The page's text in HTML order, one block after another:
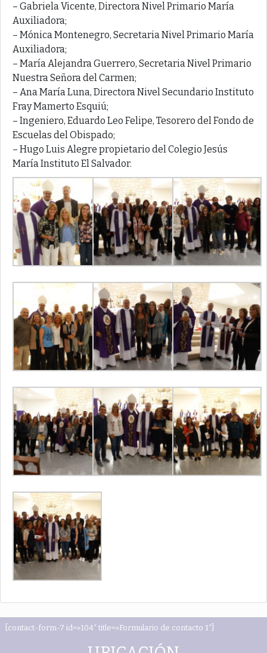
– Gabriela Vicente, Directora Nivel Primario María
Auxiliadora;
– Mónica Montenegro, Secretaria Nivel Primario María
Auxiliadora;
– María Alejandra Guerrero, Secretaria Nivel Primario
Nuestra Señora del Carmen;
– Ana María Luna, Directora Nivel Secundario Instituto
Fray Mamerto Esquiú;
– Ingeniero, Eduardo Leo Felipe, Tesorero del Fondo de
Escuelas del Obispado;
– Hugo Luis Alegre propietario del Colegio Jesús
María Instituto El Salvador.
[contact-form-7 id=»104″ title=»Formulario de contacto 1″]